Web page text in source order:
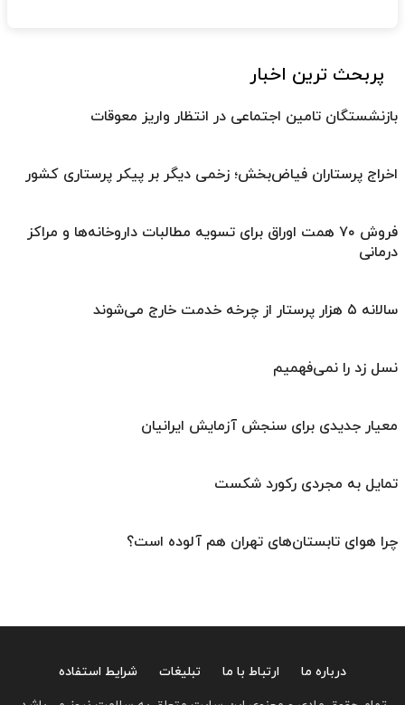
پربحث ترین اخبار
بازنشستگان تامین اجتماعی در انتظار واریز معوقات
اخراج پرستاران فیاض‌بخش؛ زخمی دیگر بر پیکر پرستاری کشور
فروش ۷۰ همت اوراق برای تسویه مطالبات داروخانه‌ها و مراکز
درمانی
سالانه ۵ هزار پرستار از چرخه خدمت خارج می‌شوند
نسل زد را نمی‌فهمیم
معیار جدیدی برای سنجش آزمایش ایرانیان
تمایل به مجردی رکورد شکست
چرا هوای تابستان‌های تهران هم آلوده است؟
درباره ما ارتباط با ما تبلیغات
شرایط استفاده